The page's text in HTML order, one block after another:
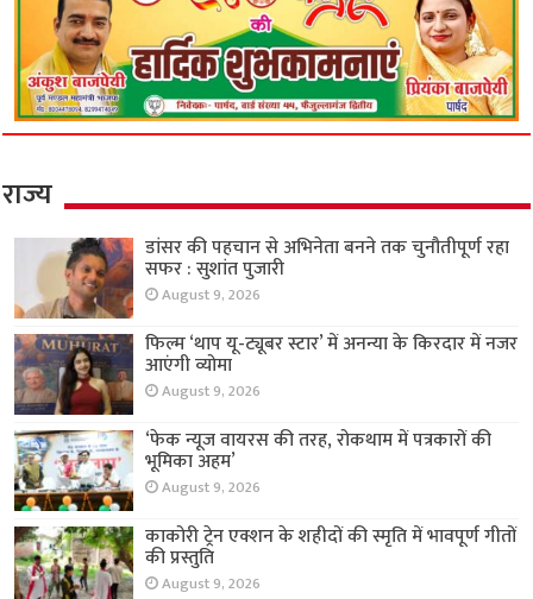
राज्य
डांसर की पहचान से अभिनेता बनने तक चुनौतीपूर्ण रहा
सफर : सुशांत पुजारी
August 9, 2026
फिल्म ‘थाप यू-ट्यूबर स्टार’ में अनन्या के किरदार में नजर
आएंगी व्योमा
August 9, 2026
‘फेक न्यूज वायरस की तरह, रोकथाम में पत्रकारों की
भूमिका अहम’
August 9, 2026
काकोरी ट्रेन एक्शन के शहीदों की स्मृति में भावपूर्ण गीतों
की प्रस्तुति
August 9, 2026